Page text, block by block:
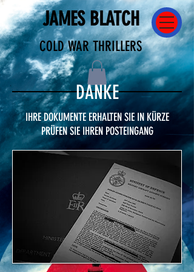
JAMES BLATCH
COLD WAR THRILLERS
DANKE
IHRE DOKUMENTE ERHALTEN SIE IN KÜRZE
PRÜFEN SIE IHREN POSTEINGANG